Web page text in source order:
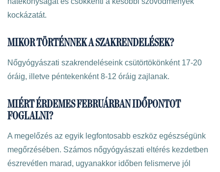
kockázatát.
MIKOR TÖRTÉNNEK A SZAKRENDELÉSEK?
Nőgyógyászati szakrendeléseink csütörtökönként 17-20
óráig, illetve péntekenként 8-12 óráig zajlanak.
MIÉRT ÉRDEMES FEBRUÁRBAN IDŐPONTOT
FOGLALNI?
A megelőzés az egyik legfontosabb eszköz egészségünk
megőrzésében. Számos nőgyógyászati eltérés kezdetben
észrevétlen marad, ugyanakkor időben felismerve jól